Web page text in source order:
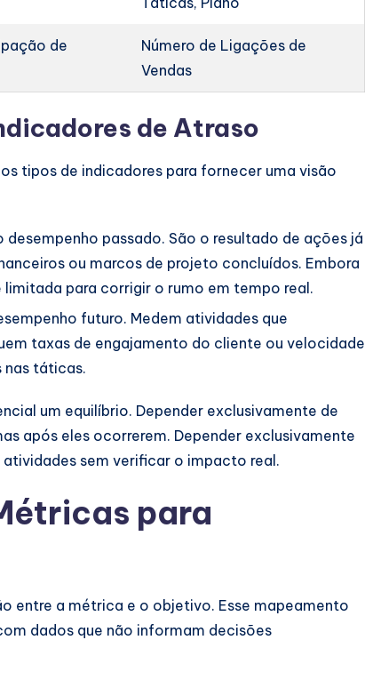
de
Número de Ligações de
Vendas
de Atraso
tipos de indicadores para fornecer uma visão
desempenho passado. São o resultado de ações já
ou marcos de projeto concluídos. Embora
para corrigir o rumo em tempo real.
futuro. Medem atividades que
taxas de engajamento do cliente ou velocidade
nas táticas.
um equilíbrio. Depender exclusivamente de
após eles ocorrerem. Depender exclusivamente
sem verificar o impacto real.
para
entre a métrica e o objetivo. Esse mapeamento
dados que não informam decisões